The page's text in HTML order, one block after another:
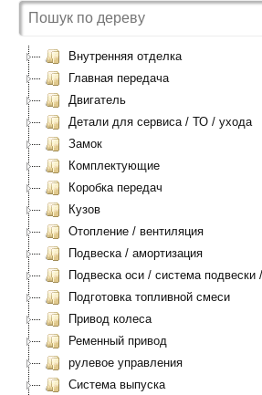
Внутренняя отделка
Главная передача
Двигатель
Детали для сервиса / ТО / ухода
Замок
Комплектующие
Коробка передач
Кузов
Отопление / вентиляция
Подвеска / амортизация
Подвеска оси / система подвески
Подготовка топливной смеси
Привод колеса
Ременный привод
рулевое управления
Система выпуска